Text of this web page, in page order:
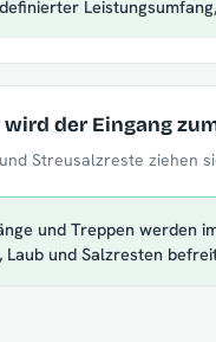
der Eingang
Streusalzreste ziehen
und Treppen werden
Laub und Salzresten